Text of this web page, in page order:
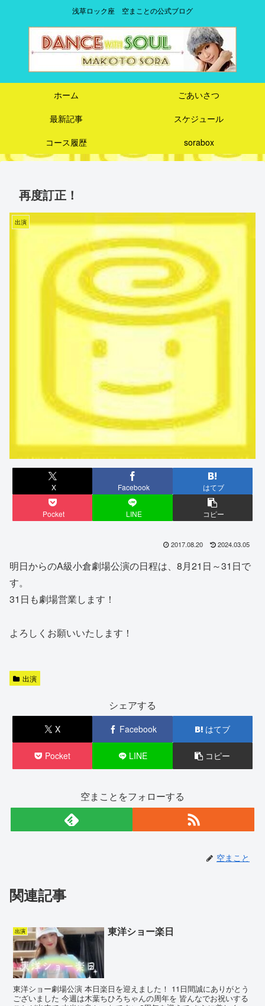
浅草ロック座 空まことの公式ブログ
ホーム
ごあいさつ
最新記事
スケジュール
コース履歴
sorabox
再度訂正！
出演
X Facebook はてブ
Pocket LINE コピー
2017.08.20 2024.03.05
明日からのA級小倉劇場公演の日程は、8月21日～31日で
す。
31日も劇場営業します！
よろしくお願いいたします！
出演
シェアする
X Facebook はてブ
Pocket LINE コピー
空まことをフォローする
空まこと
関連記事
出演 東洋ショー楽日
東洋ショー劇場公演 本日楽日を迎えました！ 11日間誠にありがとう
ございました 今週は木葉ちひろちゃんの周年を 皆んなでお祝いする